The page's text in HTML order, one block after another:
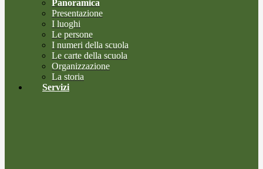
Panoramica
Presentazione
I luoghi
Le persone
I numeri della scuola
Le carte della scuola
Organizzazione
La storia
Servizi